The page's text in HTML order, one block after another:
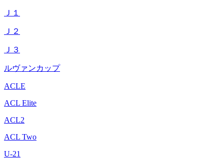
Ｊ１
Ｊ２
Ｊ３
ルヴァンカップ
ACLE
ACL Elite
ACL2
ACL Two
U-21